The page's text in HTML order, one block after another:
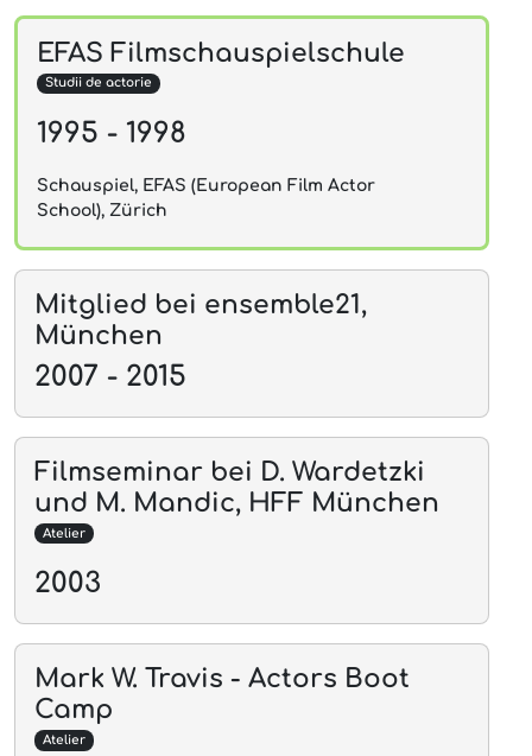
EFAS Filmschauspielschule
Studii de actorie
1995 - 1998
Schauspiel, EFAS (European Film Actor
School), Zürich
Mitglied bei ensemble21,
München
2007 - 2015
Filmseminar bei D. Wardetzki
und M. Mandic, HFF München
Atelier
2003
Mark W. Travis - Actors Boot
Camp
Atelier